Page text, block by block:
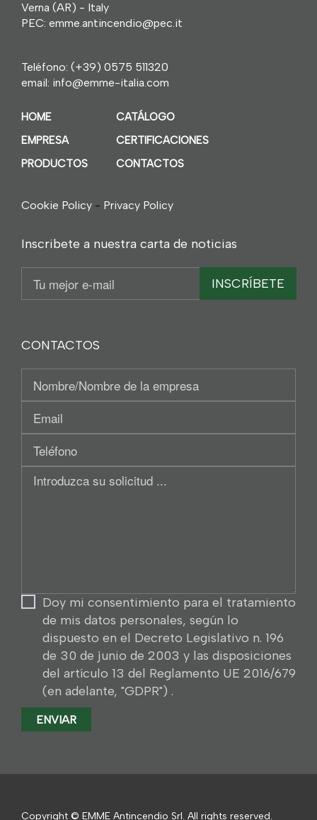
Verna (AR) - Italy
PEC: emme.antincendio@pec.it
Teléfono: (+39) 0575 511320
email: info@emme-italia.com
HOME
EMPRESA
PRODUCTOS
CATÁLOGO
CERTIFICACIONES
CONTACTOS
Cookie Policy - Privacy Policy
Inscribete a nuestra carta de noticias
INSCRÍBETE
CONTACTOS
Región
social
Email
Introduzca
Doy mi consentimiento para el tratamiento
de mis datos personales, según lo
dispuesto en el Decreto Legislativo n. 196
de 30 de junio de 2003 y las disposiciones
del artículo 13 del Reglamento UE 2016/679
(en adelante, "GDPR") .
Copyright © EMME Antincendio Srl. All rights reserved.